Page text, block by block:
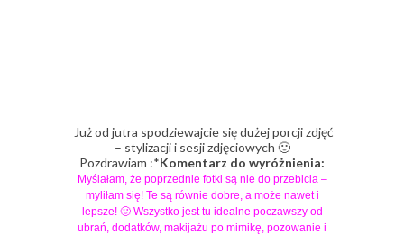
Już od jutra spodziewajcie się dużej porcji zdjęć
– stylizacji i sesji zdjęciowych 🙂
Pozdrawiam :*Komentarz do wyróżnienia:
Myślałam, że poprzednie fotki są nie do przebicia –
myliłam się! Te są równie dobre, a może nawet i
lepsze! 🙂 Wszystko jest tu idealne poczawszy od
ubrań, dodatków, makijażu po mimikę, pozowanie i